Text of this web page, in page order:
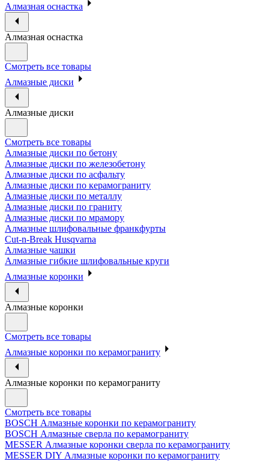
Алмазная оснастка
Алмазная оснастка
Смотреть все товары
Алмазные диски
Алмазные диски
Смотреть все товары
Алмазные диски по бетону
Алмазные диски по железобетону
Алмазные диски по асфальту
Алмазные диски по керамограниту
Алмазные диски по металлу
Алмазные диски по граниту
Алмазные диски по мрамору
Алмазные шлифовальные франкфурты
Cut-n-Break Husqvarna
Алмазные чашки
Алмазные гибкие шлифовальные круги
Алмазные коронки
Алмазные коронки
Смотреть все товары
Алмазные коронки по керамограниту
Алмазные коронки по керамограниту
Смотреть все товары
BOSCH Алмазные коронки по керамограниту
BOSCH Алмазные сверла по керамограниту
MESSER Алмазные коронки сверла по керамограниту
MESSER DIY Алмазные коронки по керамограниту